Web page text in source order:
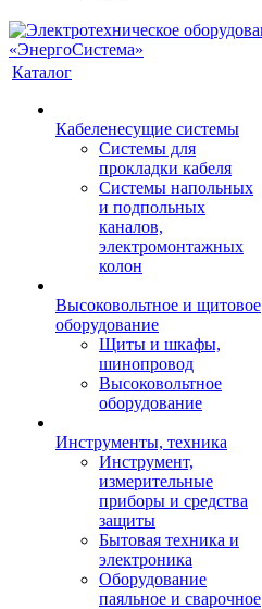
Каталог
Кабеленесущие системы
Системы для
прокладки кабеля
Системы напольных
и подпольных
каналов,
электромонтажных
колон
Высоковольтное и щитовое
оборудование
Щиты и шкафы,
шинопровод
Высоковольтное
оборудование
Инструменты, техника
Инструмент,
измерительные
приборы и средства
защиты
Бытовая техника и
электроника
Оборудование
паяльное и сварочное